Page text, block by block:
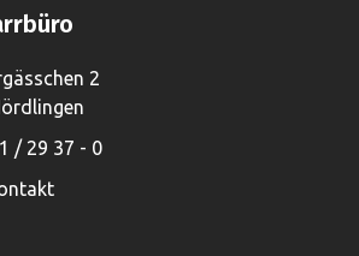
2
/ 29 37 - 0